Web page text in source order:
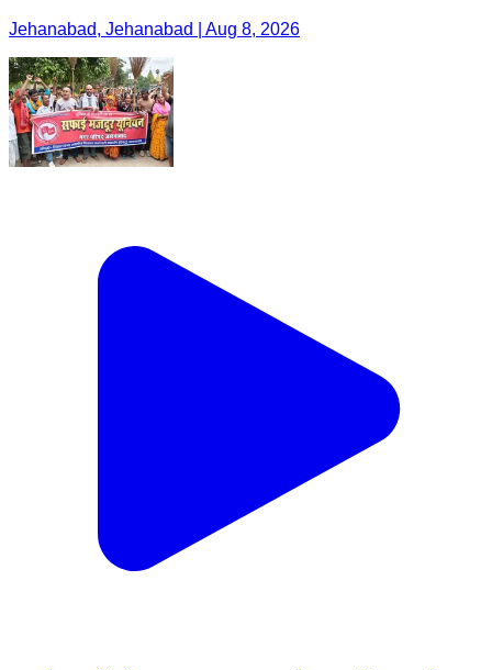
Jehanabad, Jehanabad | Aug 8, 2026